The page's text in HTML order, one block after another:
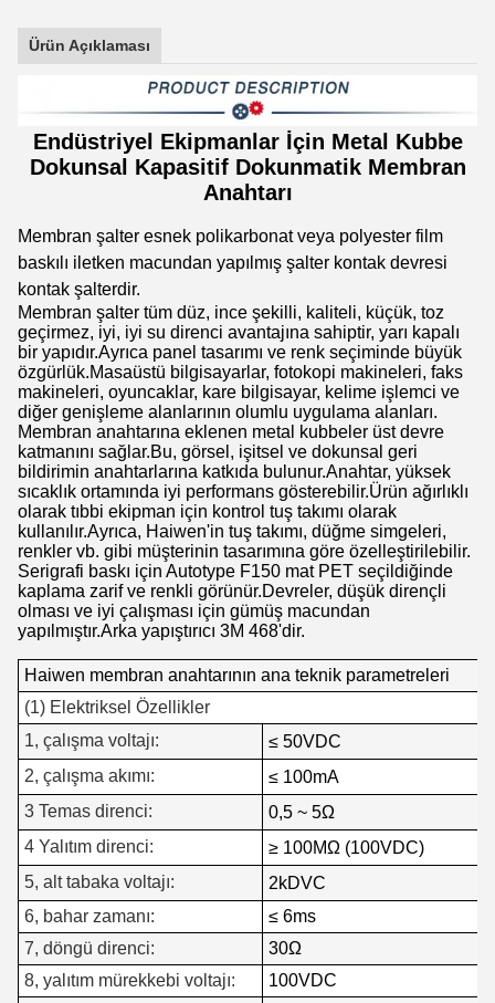
Ürün Açıklaması
Endüstriyel Ekipmanlar İçin Metal Kubbe
Dokunsal Kapasitif Dokunmatik Membran
Anahtarı
Membran şalter esnek polikarbonat veya polyester film
baskılı iletken macundan yapılmış şalter kontak devresi
kontak şalterdir.
Membran şalter tüm düz, ince şekilli, kaliteli, küçük, toz
geçirmez, iyi, iyi su direnci avantajına sahiptir, yarı kapalı
bir yapıdır.Ayrıca panel tasarımı ve renk seçiminde büyük
özgürlük.Masaüstü bilgisayarlar, fotokopi makineleri, faks
makineleri, oyuncaklar, kare bilgisayar, kelime işlemci ve
diğer genişleme alanlarının olumlu uygulama alanları.
Membran anahtarına eklenen metal kubbeler üst devre
katmanını sağlar.Bu, görsel, işitsel ve dokunsal geri
bildirimin anahtarlarına katkıda bulunur.Anahtar, yüksek
sıcaklık ortamında iyi performans gösterebilir.Ürün ağırlıklı
olarak tıbbi ekipman için kontrol tuş takımı olarak
kullanılır.Ayrıca, Haiwen'in tuş takımı, düğme simgeleri,
renkler vb. gibi müşterinin tasarımına göre özelleştirilebilir.
Serigrafi baskı için Autotype F150 mat PET seçildiğinde
kaplama zarif ve renkli görünür.Devreler, düşük dirençli
olması ve iyi çalışması için gümüş macundan
yapılmıştır.Arka yapıştırıcı 3M 468'dir.
Haiwen membran anahtarının ana teknik parametreleri
(1) Elektriksel Özellikler
1, çalışma voltajı:
≤ 50VDC
2, çalışma akımı:
≤ 100mA
3 Temas direnci:
0,5 ~ 5Ω
4 Yalıtım direnci:
≥ 100MΩ (100VDC)
5, alt tabaka voltajı:
2kDVC
6, bahar zamanı:
≤ 6ms
7, döngü direnci:
30Ω
8, yalıtım mürekkebi voltajı:
100VDC